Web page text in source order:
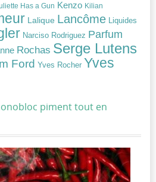
Has a Gun Kenzo Kilian
Lalique Lancôme Liquides
Narciso Rodriguez Parfum
Rochas Serge Lutens
Ford Yves Rocher Yves
piment tout en